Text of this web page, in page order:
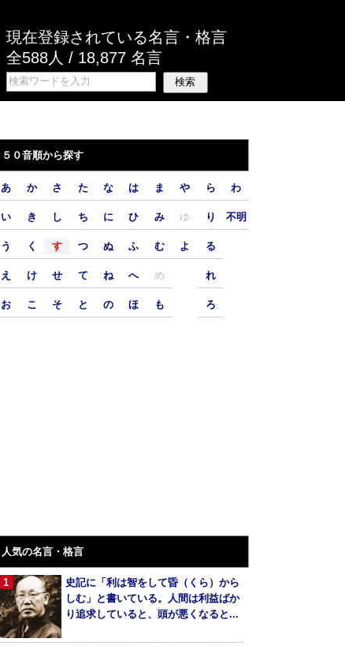
現在登録されている名言・格言
全588人 / 18,877 名言
５０音順から探す
あ
い
う
え
お
か
き
く
け
こ
さ
し
す
せ
そ
た
ち
つ
て
と
な
に
ぬ
ね
の
は
ひ
ふ
へ
ほ
ま
み
む
め
も
や
ゆ
よ
ら
り
る
れ
ろ
わ
不明
人気の名言・格言
史記に「利は智をして昏（くら）から
しむ」と書いている。人間は利益ばか
り追求していると、頭が悪くなると...